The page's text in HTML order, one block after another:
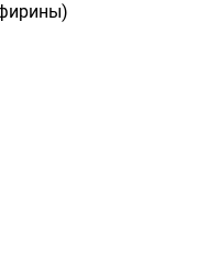
)